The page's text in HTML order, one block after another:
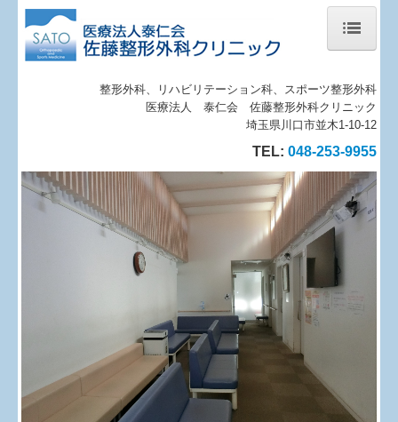
地図、交通案内
個人情報保護方針
整形外科、リハビリテーション科、スポーツ整形外科
医療法人 泰仁会 佐藤整形外科クリニック
埼玉県川口市並木1-10-12
TEL: 048-253-9955